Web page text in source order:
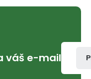
váš e-mail